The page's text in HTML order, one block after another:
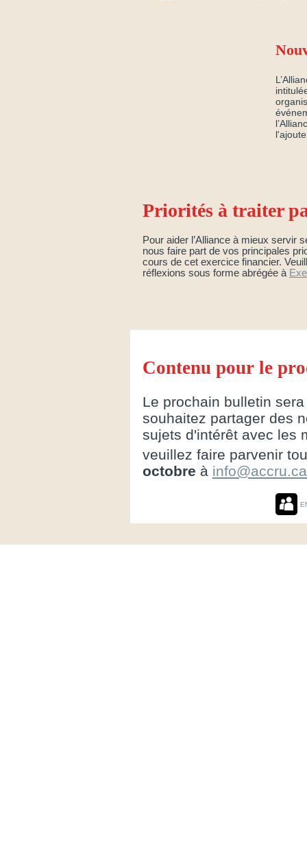
Priorités à traiter
Pour aider l’Alliance à mieux servir
nous faire part de vos principales
cours de cet exercice financier.
réflexions sous forme abrégée à
Contenu pour le
Le prochain bulletin
souhaitez partager des
sujets d'intérêt avec les
veuillez faire parvenir
octobre à info@accru.ca